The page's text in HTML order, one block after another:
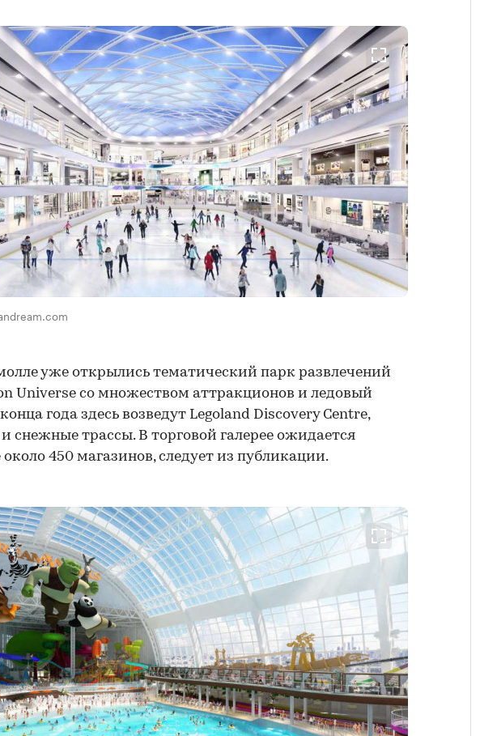
уже открылись тематический парк развлечений
Universe со множеством аттракционов и ледовый
года здесь возведут Legoland Discovery Centre,
снежные трассы. В торговой галерее ожидается
450 магазинов, следует из публикации.